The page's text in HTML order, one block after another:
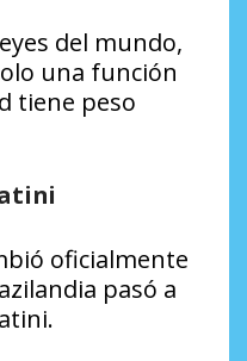
del mundo,
una función
tiene peso
oficialmente
pasó a